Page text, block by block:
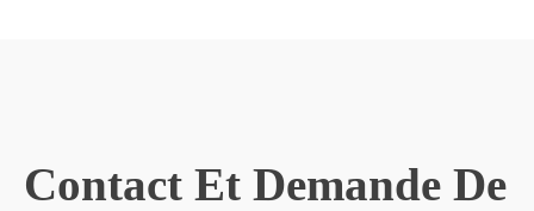
Contact Et Demande De